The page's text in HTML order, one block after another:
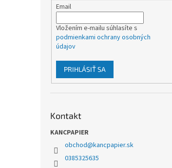
Email
Vložením e-mailu súhlasíte s
podmienkami ochrany osobných
údajov
PRIHLÁSIŤ SA
Kontakt
KANCPAPIER
obchod@kancpapier.sk
0385325635